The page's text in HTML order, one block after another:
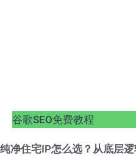
谷歌SEO免费教程
纯净住宅IP怎么选？从底层